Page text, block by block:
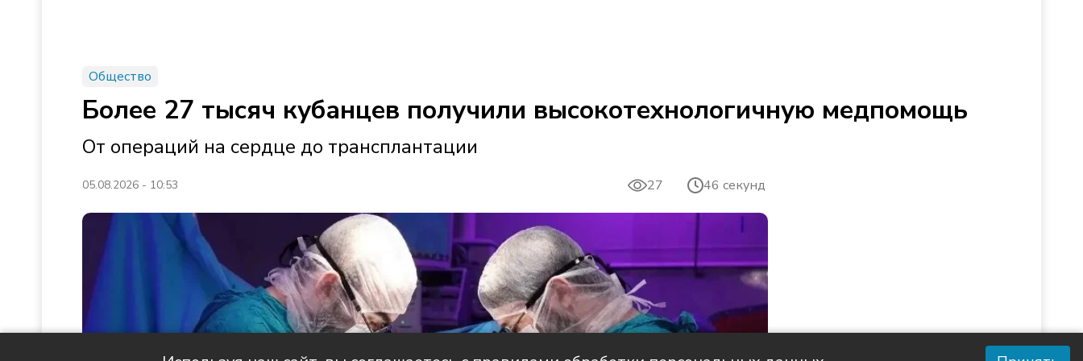
Общество
Более 27 тысяч кубанцев получили высокотехнологичную медпомощь
От операций на сердце до трансплантации
05.08.2026 - 10:53 27 46 секунд